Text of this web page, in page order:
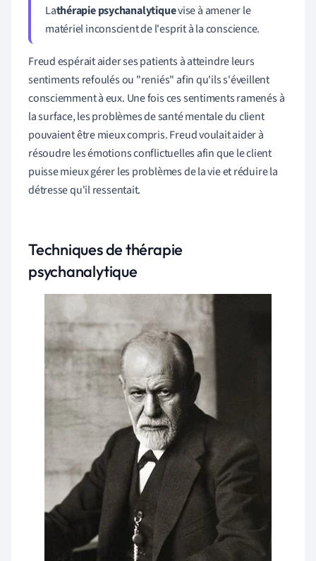
Lathérapie psychanalytiquevise à amener le
matériel inconscient de l'esprit à la conscience.
Freud espérait aider ses patients à atteindre leurs
sentiments refoulés ou "reniés" afin qu'ils s'éveillent
consciemment à eux. Une fois ces sentiments ramenés à
la surface, les problèmes de santé mentale du client
pouvaient être mieux compris. Freud voulait aider à
résoudre les émotions conflictuelles afin que le client
puisse mieux gérer les problèmes de la vie et réduire la
détresse qu'il ressentait.
Techniques de thérapie
psychanalytique